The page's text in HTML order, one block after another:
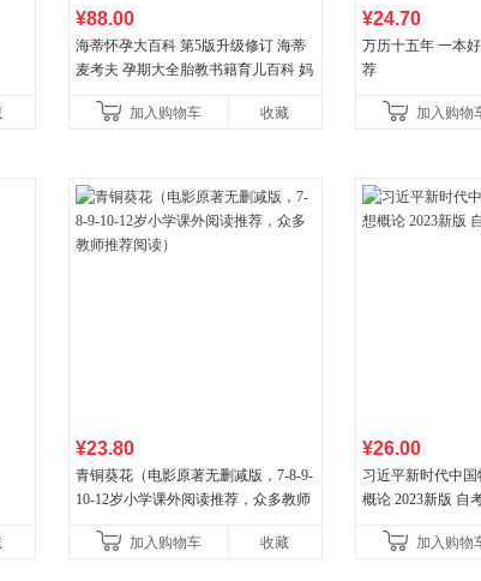
¥88.00
海蒂怀孕大百科 第5版升级修订 海蒂
麦考夫 孕期大全胎教书籍育儿百科 妈
健养生百科读物当
加入购物车 收藏
¥24.70
万历十五年 一本
荐
加入购物
¥23.80
青铜葵花（电影原著无删减版，7-8-9-
10-12岁小学课外阅读推荐，众多教师
加入购物车
收藏
¥26.00
习近平新时代中
概论 2023新版 自
加入购物